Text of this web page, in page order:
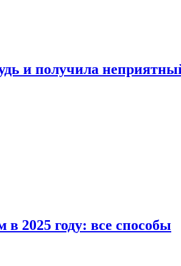
и получила
2025 году: все способы